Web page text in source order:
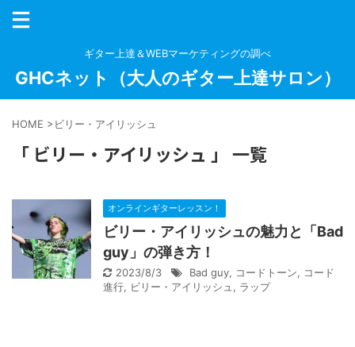
ギター上達＆WEBマーケティングの調べ
GHCネット（大人のギター上達サロン）
HOME >ビリー・アイリッシュ
「 ビリー・アイリッシュ 」 一覧
オンラインギターレッスン！
ビリー・アイリッシュの魅力と「Bad
guy」の弾き方！
2023/8/3 Bad guy, コードトーン, コード
進行, ビリー・アイリッシュ , ラップ